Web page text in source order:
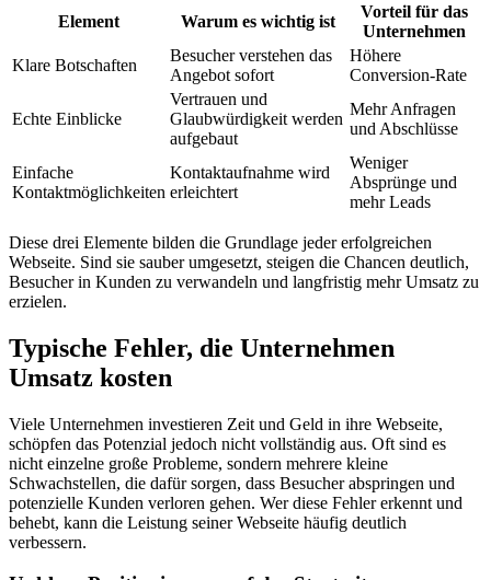
Element Warum es wichtig ist
Vorteil für das
Unternehmen
Klare Botschaften
Besucher verstehen das
Angebot sofort
Höhere
Conversion-Rate
Echte Einblicke
Vertrauen und
Glaubwürdigkeit werden
aufgebaut
Mehr Anfragen
und Abschlüsse
Einfache
Kontaktmöglichkeiten
Kontaktaufnahme wird
erleichtert
Weniger
Absprünge und
mehr Leads
Diese drei Elemente bilden die Grundlage jeder erfolgreichen
Webseite. Sind sie sauber umgesetzt, steigen die Chancen deutlich,
Besucher in Kunden zu verwandeln und langfristig mehr Umsatz zu
erzielen.
Typische Fehler, die Unternehmen
Umsatz kosten
Viele Unternehmen investieren Zeit und Geld in ihre Webseite,
schöpfen das Potenzial jedoch nicht vollständig aus. Oft sind es
nicht einzelne große Probleme, sondern mehrere kleine
Schwachstellen, die dafür sorgen, dass Besucher abspringen und
potenzielle Kunden verloren gehen. Wer diese Fehler erkennt und
behebt, kann die Leistung seiner Webseite häufig deutlich
verbessern.